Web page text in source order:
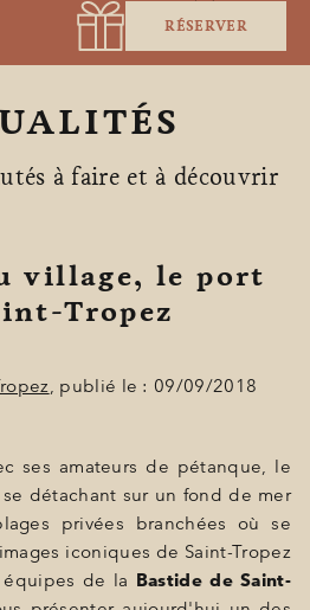
RÉSERVER
à faire et à découvrir
village, le port
Tropez
, publié le : 09/09/2018
ses amateurs de pétanque, le
détachant sur un fond de mer
privées branchées où se
iconiques de Saint-Tropez
équipes de la Bastide de Saint-